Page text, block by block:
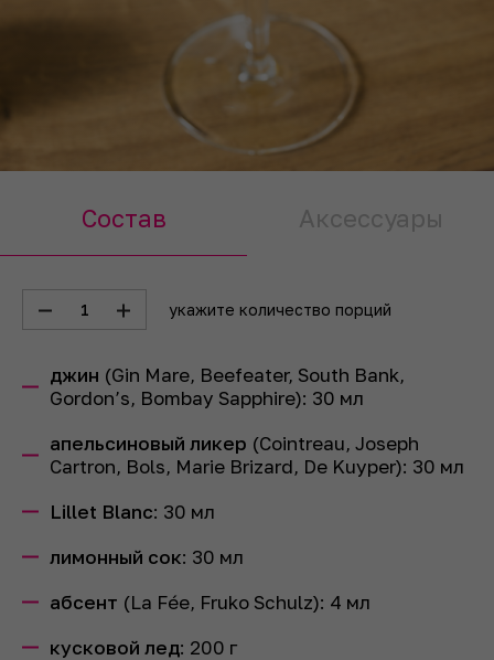
Состав Аксессуары
1 укажите количество порций
джин (Gin Mare, Beefeater, South Bank,
Gordon’s, Bombay Sapphire): 30 мл
апельсиновый ликер (Cointreau, Joseph
Cartron, Bols, Marie Brizard, De Kuyper): 30 мл
Lillet Blanc: 30 мл
лимонный сок: 30 мл
абсент (La Fée, Fruko Schulz): 4 мл
кусковой лед: 200 г